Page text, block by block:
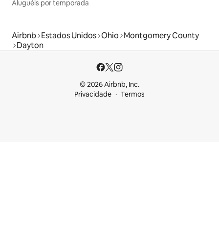
Aluguéis por temporada
Airbnb Estados Unidos Ohio Montgomery County
Dayton
© 2026 Airbnb, Inc.
Privacidade
Termos